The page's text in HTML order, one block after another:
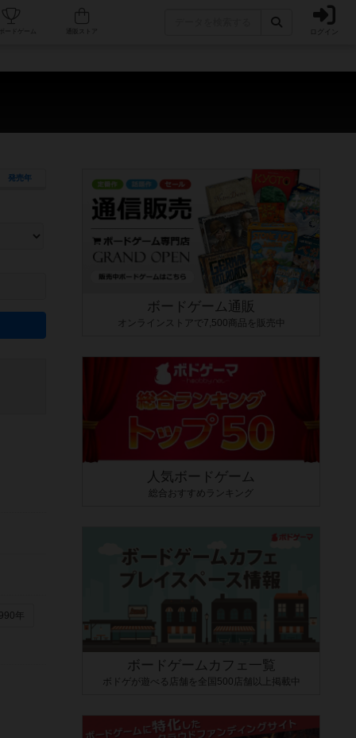
人気ボードゲーム ログイン
発売年
。マニュアルを読む時間や参加者へのルール説明時間は含まれていないため、初めて
よう、中世ファンタジー・クッキング・海賊同士の対決など、ゲームコンセプトを絞
ードゲームに慣れている方向けの絞込機能です。例えば「ダイスロール」はランダ
年
ボードゲーム通販
オンラインストアで7,500商品を販売中
人気ボードゲーム
総合おすすめランキング
ボードゲームカフェ一覧
ボドゲが遊べる店舗を全国500店舗以上掲載中